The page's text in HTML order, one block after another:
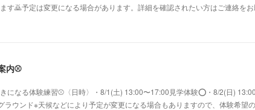
す🙇予定は変更になる場合があります。詳細を確認されたい方はご連絡をお
内⚾️
になる体験練習⚾〈日時〉・8/1(土) 13:00〜17:00見学体験⭕️・8/2(日)
ウンド※天候などにより予定が変更になる場合もありますので、体験希望